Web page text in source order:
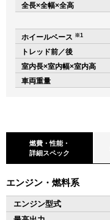
全長×全幅×全高
ホイールベース ※1
トレッド前／後
室内長×室内幅×室内高
車両重量
燃費・性能・
詳細スペック
エンジン・燃料系
エンジン型式